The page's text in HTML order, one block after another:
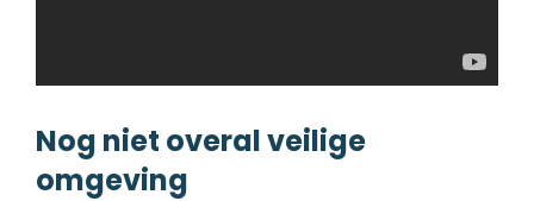
Nog niet overal veilige
omgeving